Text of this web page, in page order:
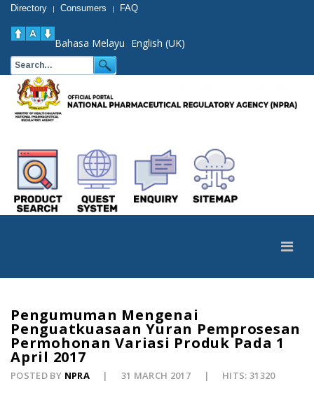
Directory | Consumers | FAQ
Bahasa Melayu English (UK)
Pengumuman Mengenai
Penguatkuasaan Yuran Pemprosesan
Permohonan Variasi Produk Pada 1
April 2017
POSTED BY NPRA 31 MARCH 2017 HITS: 31320